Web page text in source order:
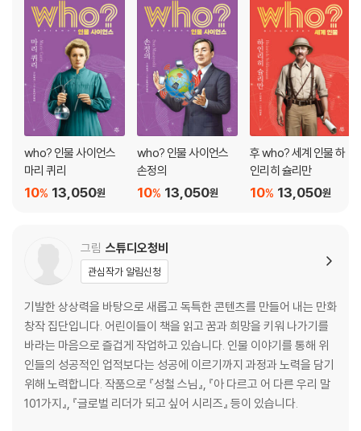
who? 인물 사이언스
마리 퀴리
13,050원
10%
who? 인물 사이언스
손정의
13,050원
10%
후 who? 세계 인물 하
인리히 슐리만
13,050원
10%
그림 스튜디오청비
관심작가 알림신청
기발한 상상력을 바탕으로 새롭고 독특한 콘텐츠를 만들어 내는 만화
창작 집단입니다. 어린이들이 책을 읽고 꿈과 희망을 키워 나가기를
바라는 마음으로 즐겁게 작업하고 있습니다. 인물 이야기를 통해 위
인들의 성공적인 업적보다는 성공에 이르기까지 과정과 노력을 담기
위해 노력합니다. 작품으로 『성철 스님』, 『아 다르고 어 다른 우리 말
101가지』, 『글로벌 리더가 되고 싶어 시리즈』 등이 있습니다.